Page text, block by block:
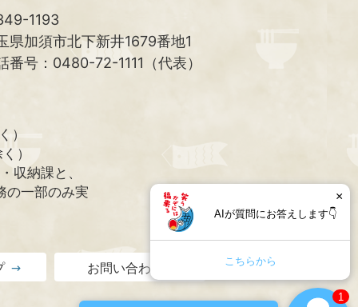
1193
県加須市北下新井1679番地1
番号：0480-72-1111（代表）
）
）
収納課と、
の一部のみ実
お問い合わせ
AIが質問にお答えします👇
こちらから
×
1